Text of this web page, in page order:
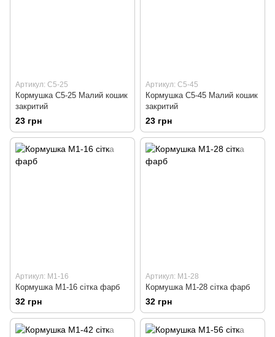
Артикул: С5-25
Кормушка С5-25 Малий кошик
закритий
23 грн
Артикул: С5-45
Кормушка С5-45 Малий кошик
закритий
23 грн
Артикул: М1-16
Кормушка М1-16 сітка фарб
32 грн
Артикул: М1-28
Кормушка М1-28 сітка фарб
32 грн